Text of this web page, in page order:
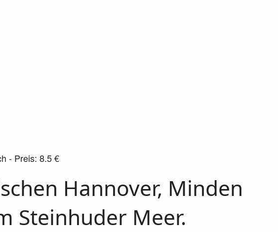
- Preis: 8.5 €
Hannover, Minden
Steinhuder Meer.